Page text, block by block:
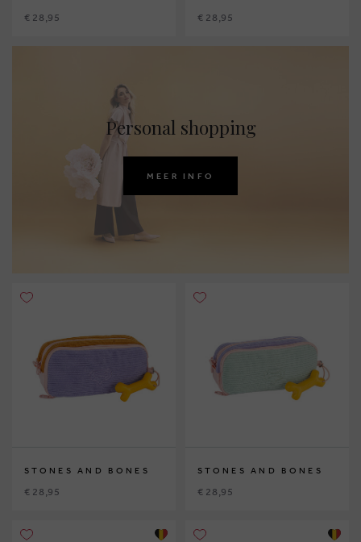
€ 28,95 € 28,95
Personal shopping
MEER INFO
STONES AND BONES
€ 28,95
STONES AND BONES
€ 28,95